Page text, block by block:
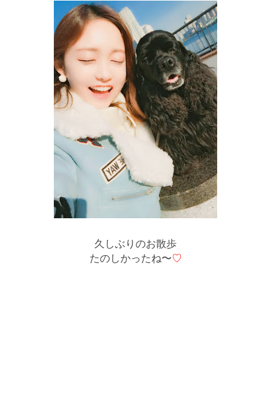
久しぶりのお散歩
たのしかったね〜♡